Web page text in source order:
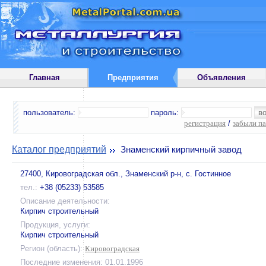
Главная Предприятия Объявления
пользователь:
пароль:
регистрация / забыли
Каталог предприятий Знаменский кирпичный завод
27400, Кировоградская обл., Знаменский р-н, с. Гостинное
тел.: +38 (05233) 53585
Описание деятельности:
Кирпич строительный
Продукция, услуги:
Кирпич строительный
Регион (область): Кировоградская
Последние изменения: 01.01.1996